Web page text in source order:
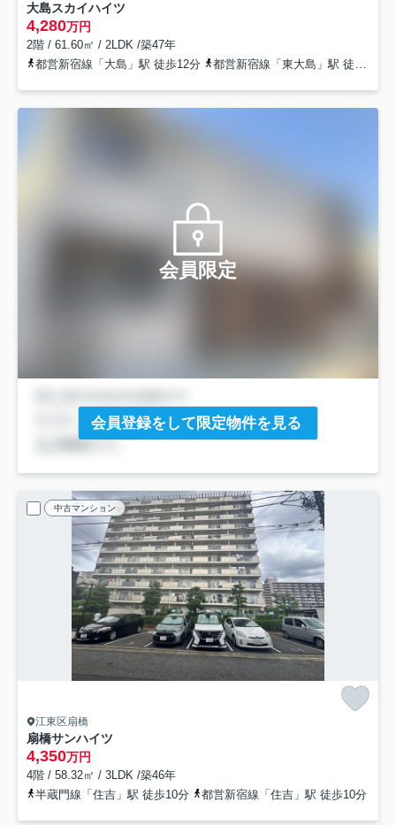
大島スカイハイツ
4,280万円
2階 / 61.60㎡ / 2LDK /築47年
都営新宿線「大島」駅 徒歩12分
都営新宿線「東大島」駅 徒歩15分
会員限定
会員登録をして限定物件を見る
中古マンション
江東区扇橋
扇橋サンハイツ
4,350万円
4階 / 58.32㎡ / 3LDK /築46年
半蔵門線「住吉」駅 徒歩10分
都営新宿線「住吉」駅 徒歩10分